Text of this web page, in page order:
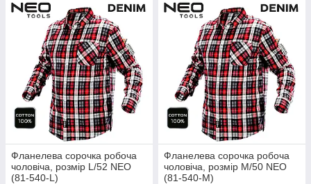
Фланелева сорочка робоча
чоловіча, розмір L/52 NEO
(81-540-L)
Фланелева сорочка робоча
чоловіча, розмір M/50 NEO
(81-540-M)